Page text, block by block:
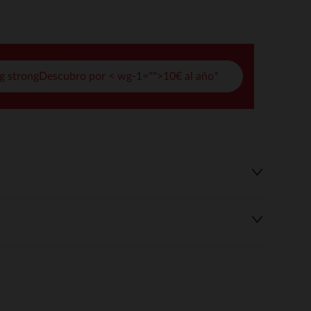
strongDescubro por < wg-1="">10€ al año*